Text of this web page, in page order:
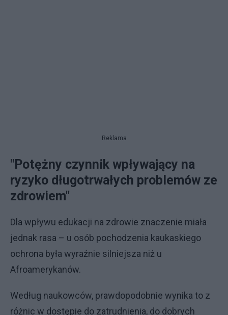
Reklama
"Potężny czynnik wpływający na
ryzyko długotrwałych problemów ze
zdrowiem"
Dla wpływu edukacji na zdrowie znaczenie miała
jednak rasa – u osób pochodzenia kaukaskiego
ochrona była wyraźnie silniejsza niż u
Afroamerykanów.
Według naukowców, prawdopodobnie wynika to z
różnic w dostępie do zatrudnienia, do dobrych